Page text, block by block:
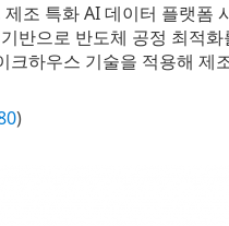
조 특화 AI 데이터 플랫폼
반으로 반도체 공정 최적
하우스 기술을 적용해 제
)